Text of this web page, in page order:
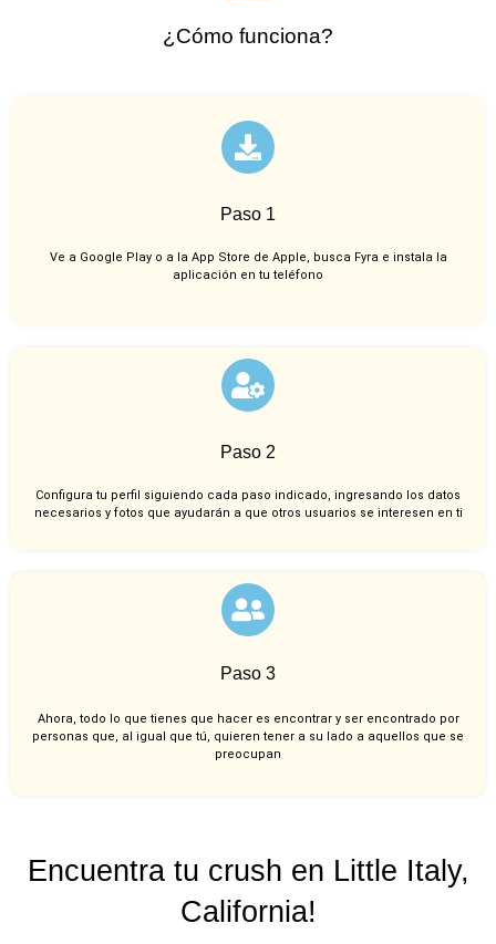
¿Cómo funciona?
Paso 1
Ve a Google Play o a la App Store de Apple, busca Fyra e instala la
aplicación en tu teléfono
Paso 2
Configura tu perfil siguiendo cada paso indicado, ingresando los datos
necesarios y fotos que ayudarán a que otros usuarios se interesen en ti
Paso 3
Ahora, todo lo que tienes que hacer es encontrar y ser encontrado por
personas que, al igual que tú, quieren tener a su lado a aquellos que se
preocupan
Encuentra tu crush en Little Italy,
California!